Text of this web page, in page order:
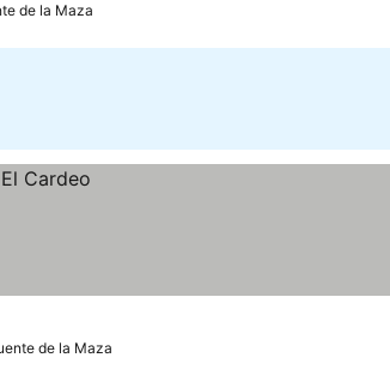
de la Maza
de la Maza